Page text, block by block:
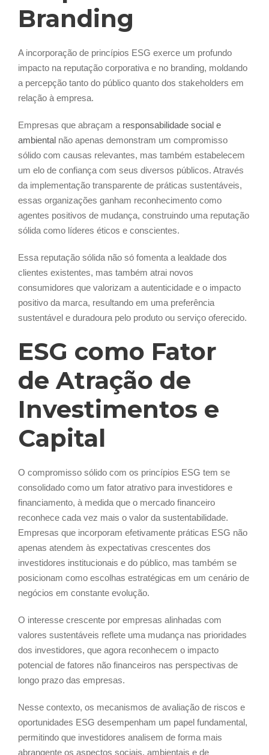
Branding
A incorporação de princípios ESG exerce um profundo
impacto na reputação corporativa e no branding, moldando
a percepção tanto do público quanto dos stakeholders em
relação à empresa.
Empresas que abraçam a responsabilidade social e
ambiental não apenas demonstram um compromisso
sólido com causas relevantes, mas também estabelecem
um elo de confiança com seus diversos públicos. Através
da implementação transparente de práticas sustentáveis,
essas organizações ganham reconhecimento como
agentes positivos de mudança, construindo uma reputação
sólida como líderes éticos e conscientes.
Essa reputação sólida não só fomenta a lealdade dos
clientes existentes, mas também atrai novos
consumidores que valorizam a autenticidade e o impacto
positivo da marca, resultando em uma preferência
sustentável e duradoura pelo produto ou serviço oferecido.
ESG como Fator
de Atração de
Investimentos e
Capital
O compromisso sólido com os princípios ESG tem se
consolidado como um fator atrativo para investidores e
financiamento, à medida que o mercado financeiro
reconhece cada vez mais o valor da sustentabilidade.
Empresas que incorporam efetivamente práticas ESG não
apenas atendem às expectativas crescentes dos
investidores institucionais e do público, mas também se
posicionam como escolhas estratégicas em um cenário de
negócios em constante evolução.
O interesse crescente por empresas alinhadas com
valores sustentáveis reflete uma mudança nas prioridades
dos investidores, que agora reconhecem o impacto
potencial de fatores não financeiros nas perspectivas de
longo prazo das empresas.
Nesse contexto, os mecanismos de avaliação de riscos e
oportunidades ESG desempenham um papel fundamental,
permitindo que investidores analisem de forma mais
abrangente os aspectos sociais, ambientais e de